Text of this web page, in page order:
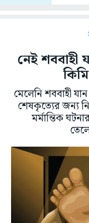
নেই শববাহী
মেলেনি শববাহী
শেষকৃত্যের জন্য
মর্মান্তিক